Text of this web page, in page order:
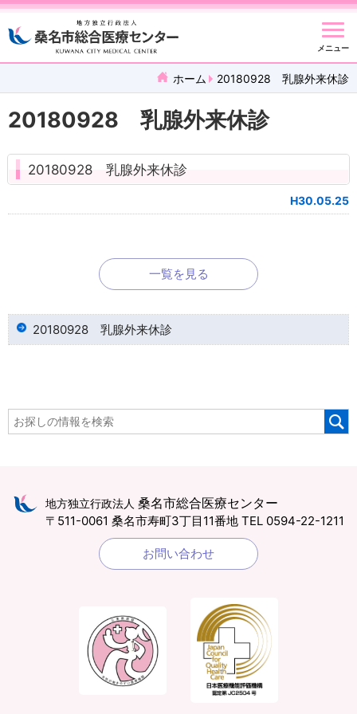
メニュー
ホーム 20180928 乳腺外来休診
20180928 乳腺外来休診
20180928 乳腺外来休診
H30.05.25
一覧を見る
20180928 乳腺外来休診
地方独立行政法人 桑名市総合医療センター
〒511-0061 桑名市寿町3丁目11番地 TEL 0594-22-1211
お問い合わせ